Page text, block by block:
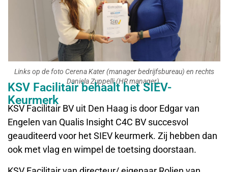
Links op de foto Cerena Kater (manager bedrijfsbureau) en rechts
Daniela Zuppelli (HR manager).
KSV Facilitair behaalt het SIEV-
Keurmerk
KSV Facilitair BV uit Den Haag is door Edgar van
Engelen van Qualis Insight C4C BV succesvol
geauditeerd voor het SIEV keurmerk. Zij hebben dan
ook met vlag en wimpel de toetsing doorstaan.